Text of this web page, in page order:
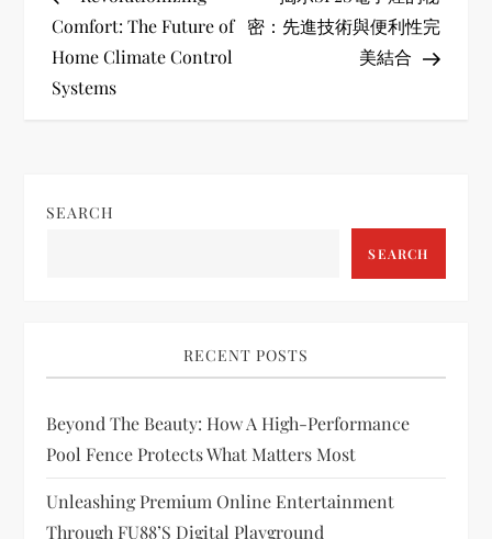
o
s
a
g
a
t
Comfort: The Future of
Home Climate Control
Systems
密：先進技術與便利性完
美結合
SEARCH
SEARCH
RECENT POSTS
Beyond The Beauty: How A High-Performance
Pool Fence Protects What Matters Most
Unleashing Premium Online Entertainment
Through FU88’s Digital Playground